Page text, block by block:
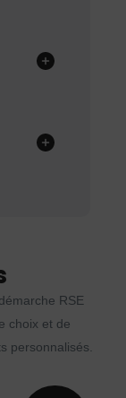
RSE
choix et de
personnalisés.